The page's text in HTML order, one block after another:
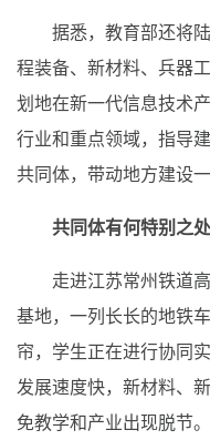
据悉，教育部还将陆
程装备、新材料、兵器
划地在新一代信息技术
行业和重点领域，指导
共同体，带动地方建设
共同体有何特别之处
走进江苏常州铁道高
基地，一列长长的地铁
帘，学生正在进行协同
发展速度快，新材料、
免教学和产业出现脱节